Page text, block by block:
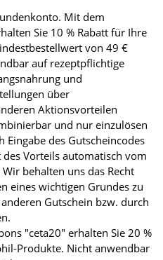
Mit dem
Sie 10 % Rabatt für Ihre
von 49 €
auf rezeptpflichtige
und
über
Aktionsvorteilen
und nur einzulösen
des Gutscheincodes
Vorteils automatisch vom
behalten uns das Recht
eines wichtigen Grundes zu
Gutschein bzw. durch
"ceta20" erhalten Sie 20 %
Produkte. Nicht anwendbar